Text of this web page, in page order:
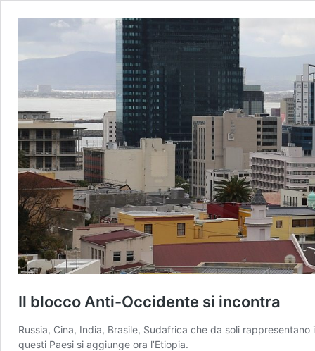
Il blocco Anti-Occidente si incontra
Russia, Cina, India, Brasile, Sudafrica che da soli
questi Paesi si aggiunge ora l’Etiopia.